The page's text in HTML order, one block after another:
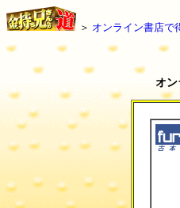
＞ オンライン書店で
オン